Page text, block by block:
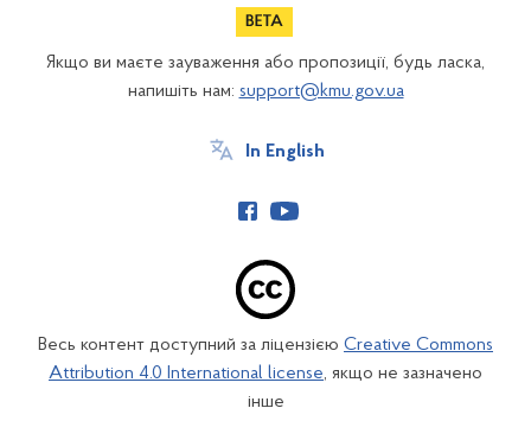
Якщо ви маєте зауваження або пропозиції, будь ласка,
напишіть нам: support@kmu.gov.ua
In English
Весь контент доступний за ліцензією Creative Commons
Attribution 4.0 International license, якщо не зазначено
інше